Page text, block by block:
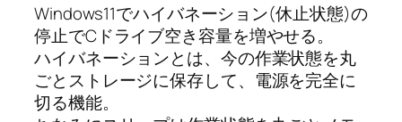
Windows11でハイバネーション(休止状態)の
停止でCドライブ空き容量を増やせる。
ハイバネーションとは、今の作業状態を丸
ごとストレージに保存して、電源を完全に
切る機能。